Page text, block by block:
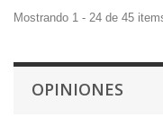
Mostrando 1 - 24 de 45
OPINIONES